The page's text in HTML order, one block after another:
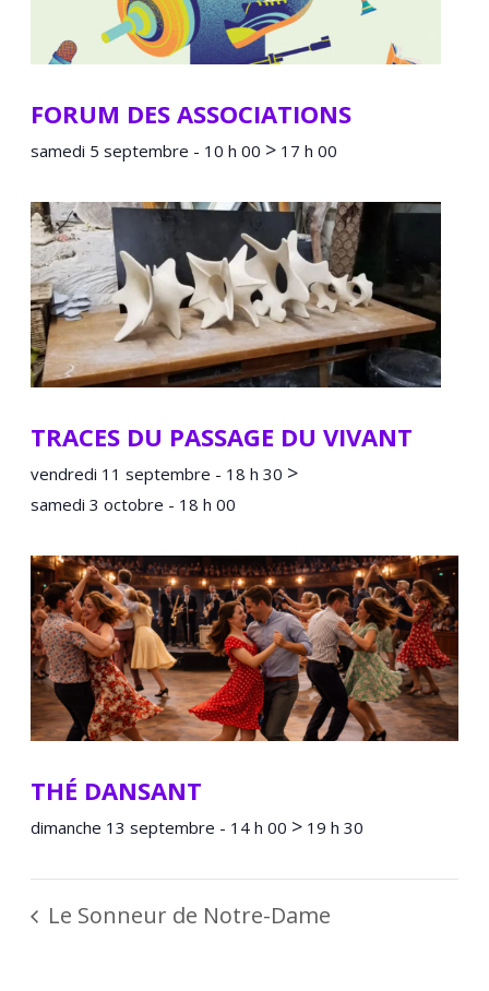
FORUM DES ASSOCIATIONS
samedi 5 septembre - 10 h 00 > 17 h 00
TRACES DU PASSAGE DU VIVANT
vendredi 11 septembre - 18 h 30 >
samedi 3 octobre - 18 h 00
THÉ DANSANT
dimanche 13 septembre - 14 h 00 > 19 h 30
Le Sonneur de Notre-Dame